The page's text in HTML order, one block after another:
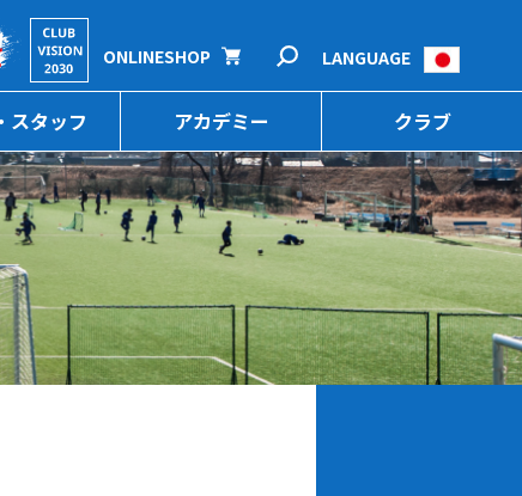
スタッフ アカデミー クラブ
ONLINESHOP LANGUAGE